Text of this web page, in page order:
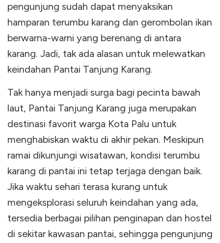
pengunjung sudah dapat menyaksikan
hamparan terumbu karang dan gerombolan ikan
berwarna-warni yang berenang di antara
karang. Jadi, tak ada alasan untuk melewatkan
keindahan Pantai Tanjung Karang.
Tak hanya menjadi surga bagi pecinta bawah
laut, Pantai Tanjung Karang juga merupakan
destinasi favorit warga Kota Palu untuk
menghabiskan waktu di akhir pekan. Meskipun
ramai dikunjungi wisatawan, kondisi terumbu
karang di pantai ini tetap terjaga dengan baik.
Jika waktu sehari terasa kurang untuk
mengeksplorasi seluruh keindahan yang ada,
tersedia berbagai pilihan penginapan dan hostel
di sekitar kawasan pantai, sehingga pengunjung